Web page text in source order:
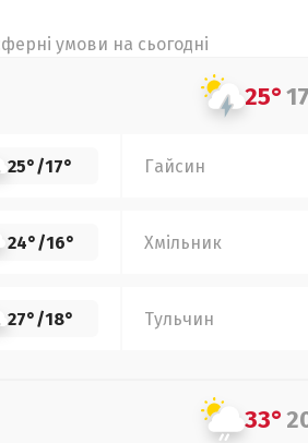
умови на сьогодні
25°
25°/17° Гайсин
24°/16° Хмільник
27°/18° Тульчин
33°